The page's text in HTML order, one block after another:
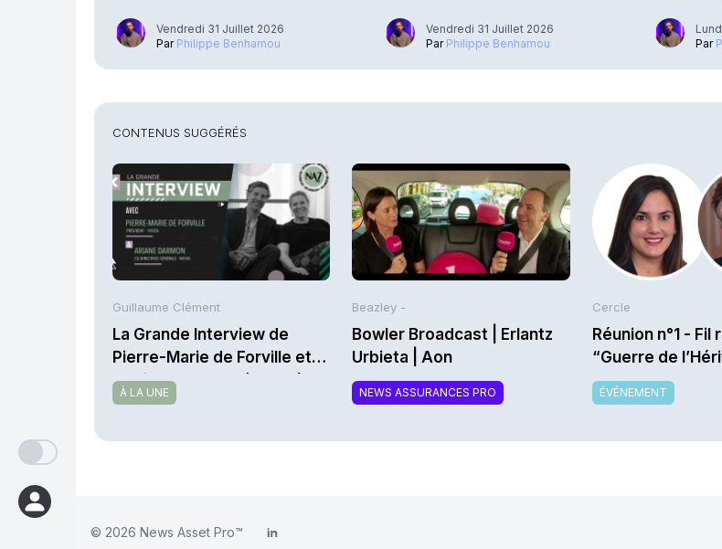
Vendredi 31 Juillet 2026
Par Philippe Benhamou
Vendredi 31 Juillet 2026
Par Philippe Benhamou
Par
CONTENUS SUGGÉRÉS
Guillaume Clément
La Grande Interview de
Pierre-Marie de Forville et
d’Ariane Darmon (Ivesta)
À LA UNE
Beazley -
Bowler Broadcast | Erlantz
Urbieta | Aon
NEWS ASSURANCES PRO
Cercle
Réunion n°1 - Fil
“Guerre de
comment capter
transfert de
ÉVÉNEMENT
© 2026 News Asset Pro™ LinkedIn